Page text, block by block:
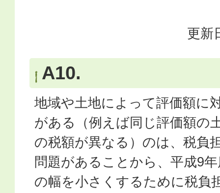
更新
A10.
地域や土地によって評価額に
がある（例えば同じ評価額の
の税額が異なる）のは、税負
問題があることから、平成9
の幅を小さくするために税負